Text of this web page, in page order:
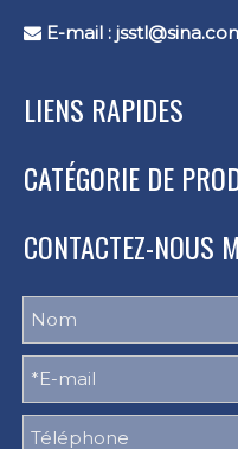
 E-mail :
LIENS RAPIDES
CATÉGORIE DE
CONTACTEZ-NOUS